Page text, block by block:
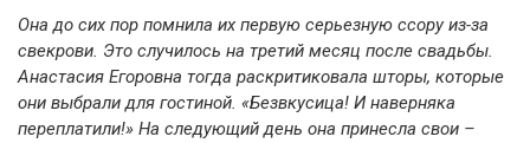
Она до сих пор помнила их первую серьезную ссору из-за
свекрови. Это случилось на третий месяц после свадьбы.
Анастасия Егоровна тогда раскритиковала шторы, которые
они выбрали для гостиной. «Безвкусица! И наверняка
переплатили!» На следующий день она принесла свои –